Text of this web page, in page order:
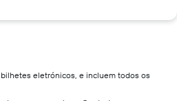
eletrónicos, e incluem todos os